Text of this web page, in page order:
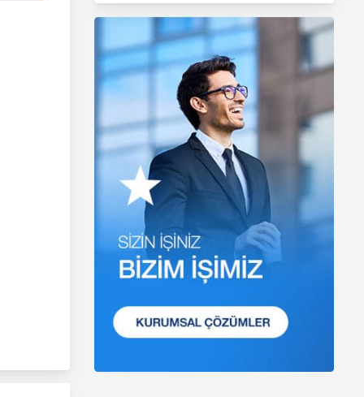
PAZARLAMA A.Ş.
tarafından kişisel veriler
mevzuatta öngörülen
genel ilke ve hükümlere
uygun olarak
işlenecektir. Bu
kapsamda, MASTERTURK
FRANCHİSİNG
GAYRİMENKUL SATIŞ VE
PAZARLAMA A.Ş. ; KVKK
ile ilgili uluslararası ve
ulusal mevzuata uygun
olarak kişisel verilerin
işlenmesinde aşağıda
sıralanan ilkelere uygun
hareket etmektedir.
1. Hukuka ve Dürüstlük
Kuralına Uygun Kişisel